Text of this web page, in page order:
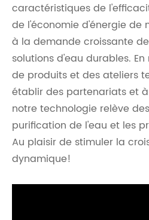
caractéristiques de
de l'économie d'énergie de
à la demande croissante
solutions d'eau durables.
de produits et des ateliers
établir des partenariats et
notre technologie relève
purification de l'eau et les
Au plaisir de stimuler la
dynamique!